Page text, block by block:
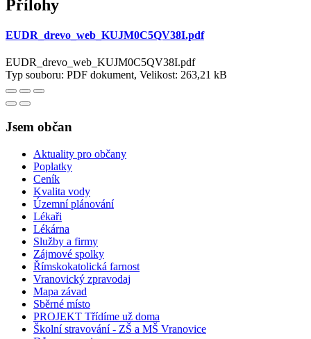
Přílohy
EUDR_drevo_web_KUJM0C5QV38I.pdf
EUDR_drevo_web_KUJM0C5QV38I.pdf
Typ souboru: PDF dokument, Velikost: 263,21 kB
Jsem občan
Aktuality pro občany
Poplatky
Ceník
Kvalita vody
Územní plánování
Lékaři
Lékárna
Služby a firmy
Zájmové spolky
Římskokatolická farnost
Vranovický zpravodaj
Mapa závad
Sběrné místo
PROJEKT Třídíme už doma
Školní stravování - ZŠ a MŠ Vranovice